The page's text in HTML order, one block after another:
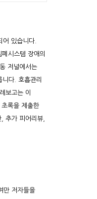
있습니다.
시스템 장애의
저널에서는
다. 호흡관리
보고는 이
록을 제출한
추가 피어리뷰,
만 저자들을